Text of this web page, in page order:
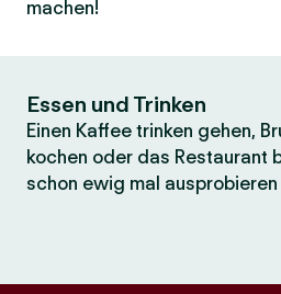
machen!
Essen und Trinken
Einen Kaffee trinken gehen,
kochen oder das Restaurant
schon ewig mal